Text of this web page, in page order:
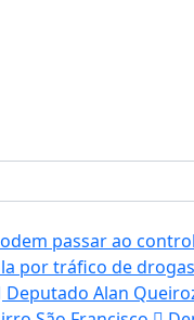
passar ao
por tráfico de
Deputado Alan